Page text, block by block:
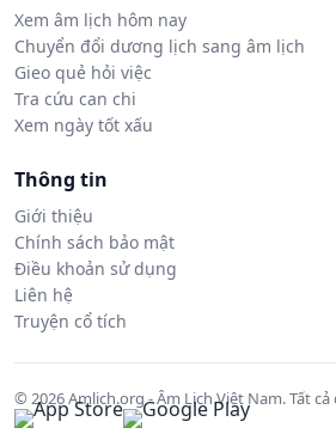
Xem âm lịch hôm nay
Chuyển đổi dương lịch sang âm lịch
Gieo quẻ hỏi việc
Tra cứu can chi
Xem ngày tốt xấu
Thông tin
Giới thiệu
Chính sách bảo mật
Điều khoản sử dụng
Liên hệ
Truyện cổ tích
© 2026 Amlich.org - Âm Lịch Việt Nam. Tất